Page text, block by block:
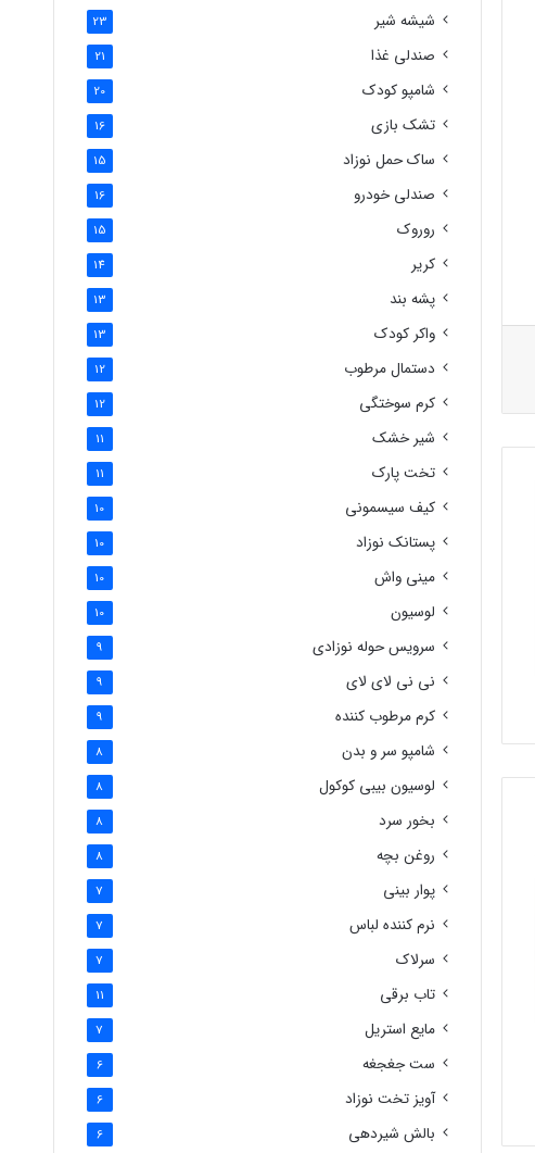
شیشه شیر 23
صندلی غذا 21
شامپو کودک 20
تشک بازی 16
ساک حمل نوزاد 15
صندلی خودرو 16
روروک 15
کریر 14
پشه بند 13
واکر کودک 13
دستمال مرطوب 12
کرم سوختگی 12
شیر خشک 11
تخت پارک 11
کیف سیسمونی 10
پستانک نوزاد 10
مینی واش 10
لوسیون 10
سرویس حوله نوزادی 9
نی نی لای لای 9
کرم مرطوب کننده 9
شامپو سر و بدن 8
لوسیون بیبی کوکول 8
بخور سرد 8
روغن بچه 8
پوار بینی 7
نرم کننده لباس 7
سرلاک 7
تاب برقی 11
مایع استریل 7
ست جغجغه 6
آویز تخت نوزاد 6
بالش شیردهی 6